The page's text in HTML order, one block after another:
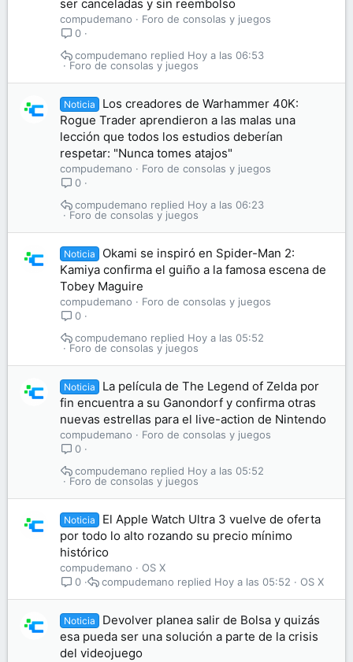
ser canceladas y sin reembolso
compudemano
Foro de consolas y juegos
0
Foro de consolas y juegos
Hoy a las 06:53
compudemano
Noticia
Los creadores de Warhammer 40K:
Rogue Trader aprendieron a las malas una
lección que todos los estudios deberían
respetar: "Nunca tomes atajos"
compudemano
Foro de consolas y juegos
0
Foro de consolas y juegos
Hoy a las 06:23
compudemano
Noticia
Okami se inspiró en Spider-Man 2:
Kamiya confirma el guiño a la famosa escena de
Tobey Maguire
compudemano
Foro de consolas y juegos
0
Foro de consolas y juegos
Hoy a las 05:52
compudemano
Noticia
La película de The Legend of Zelda por
fin encuentra a su Ganondorf y confirma otras
nuevas estrellas para el live-action de Nintendo
compudemano
Foro de consolas y juegos
0
Foro de consolas y juegos
Hoy a las 05:52
compudemano
Noticia
El Apple Watch Ultra 3 vuelve de oferta
por todo lo alto rozando su precio mínimo
histórico
compudemano
OS X
0
OS X
Hoy a las 05:52
compudemano
Noticia
Devolver planea salir de Bolsa y quizás
esa pueda ser una solución a parte de la crisis
del videojuego